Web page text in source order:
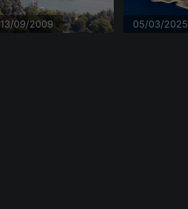
13/09/2009 05/03/2025